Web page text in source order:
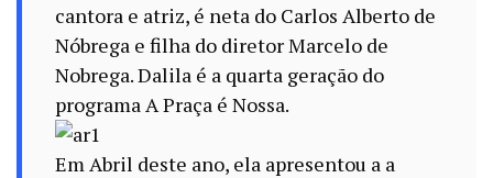
cantora e atriz, é neta do Carlos Alberto de
Nóbrega e filha do diretor Marcelo de
Nobrega. Dalila é a quarta geração do
programa A Praça é Nossa.
Em Abril deste ano, ela apresentou a a